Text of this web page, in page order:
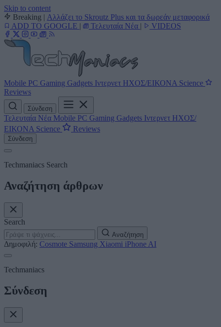
Skip to content
Breaking | Αλλάζει το Skroutz Plus και τα δωρεάν μεταφορικά
ADD TO GOOGLE | Τελευταία Νέα | VIDEOS
Mobile PC Gaming Gadgets Ιντερνετ ΗΧΟΣ/ΕΙΚΟΝΑ Science
Reviews
Σύνδεση
Τελευταία Νέα Mobile PC Gaming Gadgets Ιντερνετ ΗΧΟΣ/
ΕΙΚΟΝΑ Science Reviews
Σύνδεση
Techmaniacs Search
Αναζήτηση άρθρων
Search
Αναζήτηση
Δημοφιλή: Cosmote Samsung Xiaomi iPhone AI
Techmaniacs
Σύνδεση